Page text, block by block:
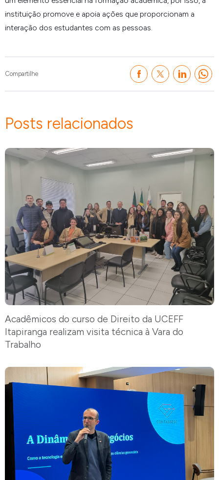
instituição promove e apoia ações que proporcionam a
interação dos estudantes com as pessoas.
Compartilhe
Posts relacionados
Acadêmicos do curso de Direito da UCEFF
Itapiranga realizam visita técnica à Vara do
Trabalho